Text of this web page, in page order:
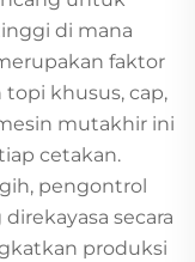
di mana
faktor
khusus, cap,
mutakhir ini
cetakan.
pengontrol
secara
produksi